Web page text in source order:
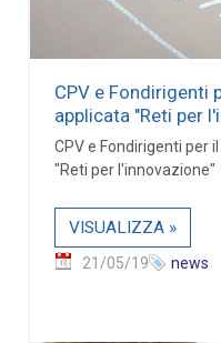
CPV e Fondirigenti
applicata "Reti per
CPV e Fondirigenti per
"Reti per l'innovazione"
VISUALIZZA »
21/05/19 news